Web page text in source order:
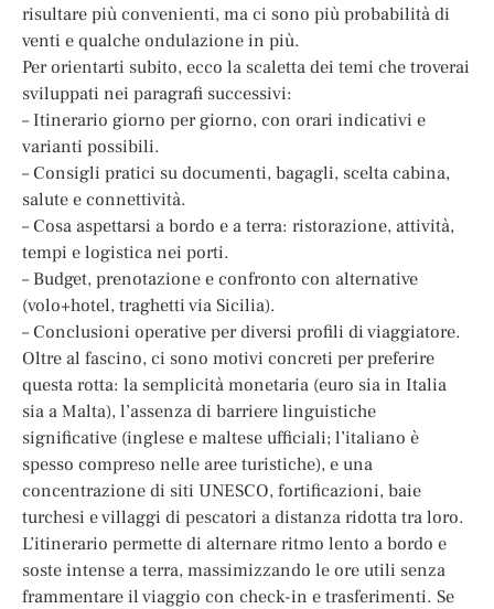
risultare più convenienti, ma ci sono più probabilità di
venti e qualche ondulazione in più.
Per orientarti subito, ecco la scaletta dei temi che troverai
sviluppati nei paragrafi successivi:
– Itinerario giorno per giorno, con orari indicativi e
varianti possibili.
– Consigli pratici su documenti, bagagli, scelta cabina,
salute e connettività.
– Cosa aspettarsi a bordo e a terra: ristorazione, attività,
tempi e logistica nei porti.
– Budget, prenotazione e confronto con alternative
(volo+hotel, traghetti via Sicilia).
– Conclusioni operative per diversi profili di viaggiatore.
Oltre al fascino, ci sono motivi concreti per preferire
questa rotta: la semplicità monetaria (euro sia in Italia
sia a Malta), l’assenza di barriere linguistiche
significative (inglese e maltese ufficiali; l’italiano è
spesso compreso nelle aree turistiche), e una
concentrazione di siti UNESCO, fortificazioni, baie
turchesi e villaggi di pescatori a distanza ridotta tra loro.
L’itinerario permette di alternare ritmo lento a bordo e
soste intense a terra, massimizzando le ore utili senza
frammentare il viaggio con check-in e trasferimenti. Se